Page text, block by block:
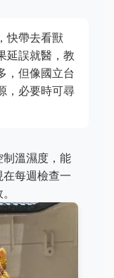
快帶去看獸
延誤就醫，教
，但像國立台
，必要時可尋
溫濕度，能
每週檢查一